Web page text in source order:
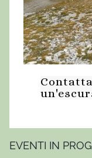
EVENTI IN